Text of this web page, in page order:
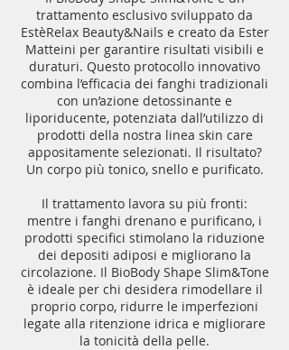
trattamento esclusivo sviluppato da
EstèRelax Beauty&Nails e creato da Ester
Matteini per garantire risultati visibili e
duraturi. Questo protocollo innovativo
combina l’efficacia dei fanghi tradizionali
con un’azione detossinante e
liporiducente, potenziata dall’utilizzo di
prodotti della nostra linea skin care
appositamente selezionati. Il risultato?
Un corpo più tonico, snello e purificato.
Il trattamento lavora su più fronti:
mentre i fanghi drenano e purificano, i
prodotti specifici stimolano la riduzione
dei depositi adiposi e migliorano la
circolazione. Il BioBody Shape Slim&Tone
è ideale per chi desidera rimodellare il
proprio corpo, ridurre le imperfezioni
legate alla ritenzione idrica e migliorare
la tonicità della pelle.